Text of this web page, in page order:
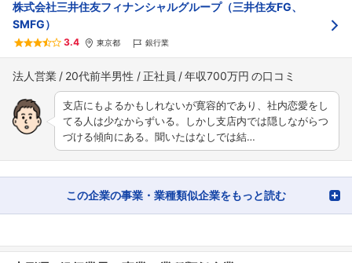
株式会社三井住友フィナンシャルグループ（三井住友FG、
SMFG）
3.4 東京都 銀行業
法人営業 20代前半男性 正社員 年収700万円
支店にもよるかもしれないが寛容的であり、社内恋愛をし
てる人は少なからずいる。しかし支店内では隠しながらつ
づける傾向にある。聞いたはなしでは結…
この企業の事業・業種類似企業をもっと読む